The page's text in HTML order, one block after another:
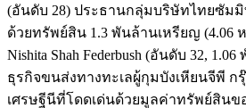
(อันดับ 28) ประธานกลุ่มบริษัทไทยซัม
ด้วยทรัพย์สิน 1.3 พันล้านเหรียญ (4.06
Nishita Shah Federbush (อันดับ 32,
ธุรกิจขนส่งทางทะเลผู้กุมบังเหียนจีพี ก
เศรษฐีนีที่โดดเด่นด้วยมูลค่าทรัพย์สินข